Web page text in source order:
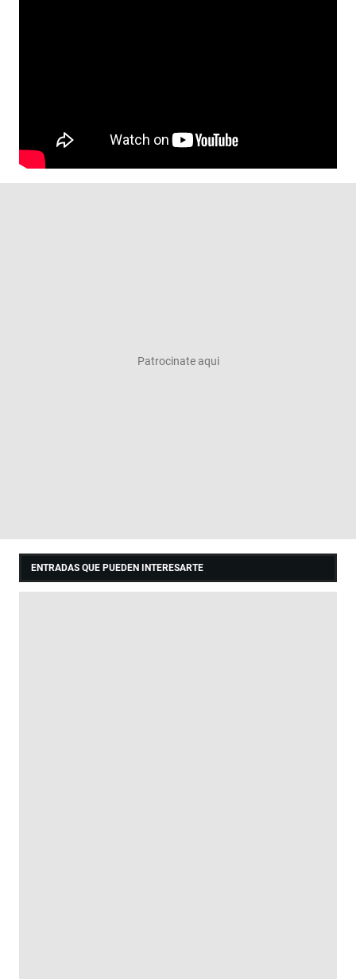
ENTRADAS QUE PUEDEN INTERESARTE